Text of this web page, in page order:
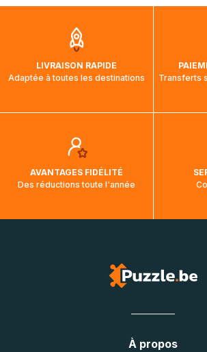
aura touché terre.
LIVRAISON RAPIDE
Adaptée à toutes les destinations
Transferts
AVANTAGES FIDÉLITÉ
Des réductions toute l'année
À propos